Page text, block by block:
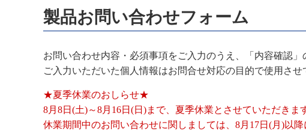
製品お問い合わせフォーム
お問い合わせ内容・必須事項をご入力のうえ、「内容確認
ご入力いただいた個人情報はお問合せ対応の目的で使用させ
★夏季休業のおしらせ★
8月8日(土)～8月16日(日)まで、夏季休業とさせていただきま
休業期間中のお問い合わせに関しましては、8月17日(月)以降